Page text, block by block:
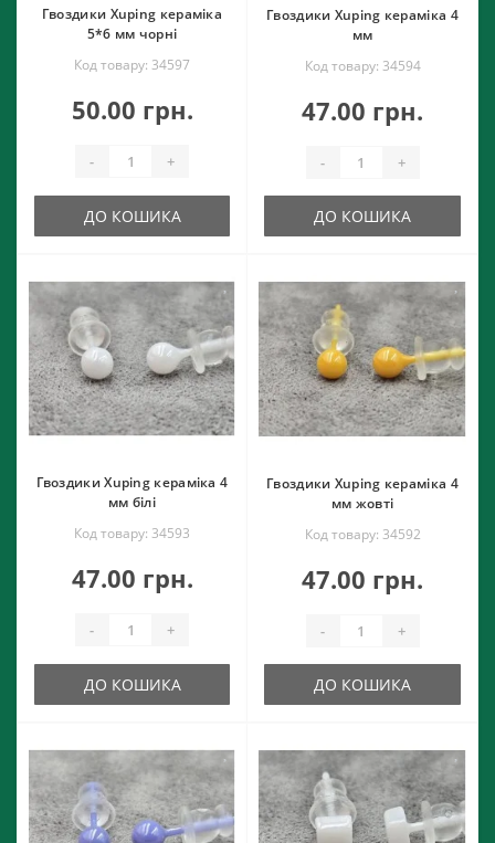
Гвоздики Xuping кераміка
5*6 мм чорні
Код товару: 34597
50.00 грн.
- +
ДО КОШИКА
Гвоздики Xuping кераміка 4
мм
Код товару: 34594
47.00 грн.
- +
ДО КОШИКА
Гвоздики Xuping кераміка 4
мм білі
Код товару: 34593
47.00 грн.
- +
ДО КОШИКА
Гвоздики Xuping кераміка 4
мм жовті
Код товару: 34592
47.00 грн.
- +
ДО КОШИКА